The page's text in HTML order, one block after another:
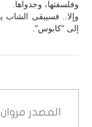
وفلسفتها، وجدواها.
وإلا.. فسيبقى
إلى "كابوس".
المصدر